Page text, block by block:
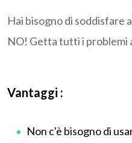
Hai bisogno di soddisfare
NO! Getta tutti i problemi
Vantaggi :
Non c'è bisogno di